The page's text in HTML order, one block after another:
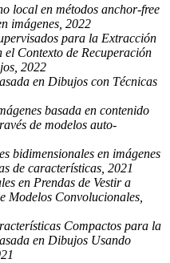
local en métodos anchor-free
imágenes, 2022
para la Extracción
el Contexto de Recuperación
2022
en Dibujos con Técnicas
basada en contenido
de modelos auto-
bidimensionales en imágenes
de características, 2021
en Prendas de Vestir a
Modelos Convolucionales,
Compactos para la
en Dibujos Usando